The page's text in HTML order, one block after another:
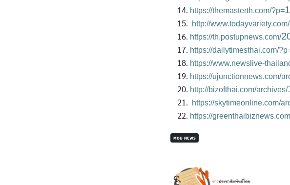
https://themasterth.com/?p=
http://www.todayvariety.com/
https://th.postupnews.com/
https://dailytimesthai.com/
https://www.newslive-
https://ujunctionnews.com/
http://bizofthai.com/archives/
https://skytimeonline.com/
https://
MOU NEWS